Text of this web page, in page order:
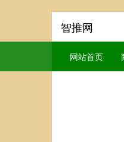
智推网
网站首页